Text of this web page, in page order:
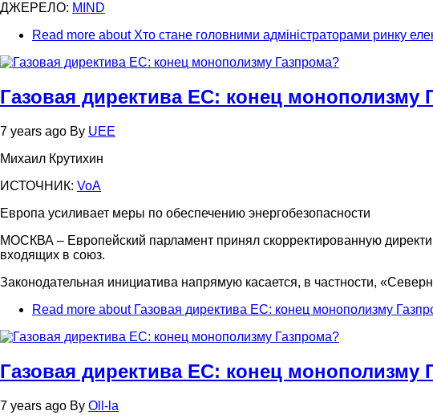
ДЖЕРЕЛО: MIND
Read more about Хто стане головними адміністраторами ринку
Газовая директива ЕС: конец монополизму
7 years ago By UEE
Михаил Крутихин
ИСТОЧНИК: VoA
Европа усиливает меры по обеспечению энергобезопасности
МОСКВА – Европейский парламент принял скорректированную
входящих в союз.
Законодательная инициатива напрямую касается, в частности,
Read more about Газовая директива ЕС: конец монополизму
Газовая директива ЕС: конец монополизму
7 years ago By Oll-la